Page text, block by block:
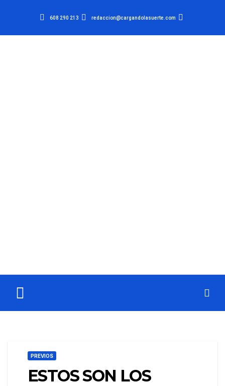
608 290 213 redaccion@cargandolasuerte.com
PREVIOS
ESTOS SON LOS